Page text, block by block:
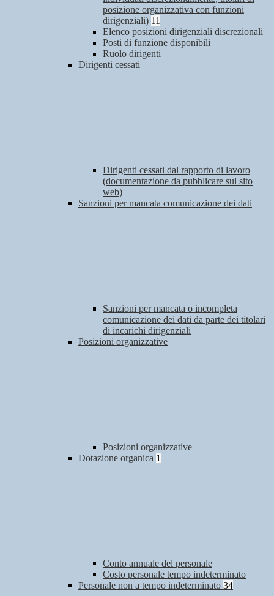
posizione organizzativa con funzioni
dirigenziali) 11
Elenco posizioni dirigenziali discrezionali
Posti di funzione disponibili
Ruolo dirigenti
Dirigenti cessati
Dirigenti cessati dal rapporto di lavoro
(documentazione da pubblicare sul sito
web)
Sanzioni per mancata comunicazione dei dati
Sanzioni per mancata o incompleta
comunicazione dei dati da parte dei titolari
di incarichi dirigenziali
Posizioni organizzative
Posizioni organizzative
Dotazione organica 1
Conto annuale del personale
Costo personale tempo indeterminato
Personale non a tempo indeterminato 34